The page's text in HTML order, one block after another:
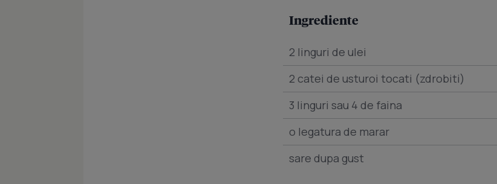
Ingrediente
2 linguri de ulei
2 catei de usturoi tocati (zdrobiti)
3 linguri sau 4 de faina
o legatura de marar
sare dupa gust